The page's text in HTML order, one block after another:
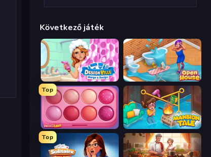
Következő játék
Designville: Merge & Design Open House
Top
Piece of Cake: Merge and Bake Mansion Tale: Merge Secrets
Top